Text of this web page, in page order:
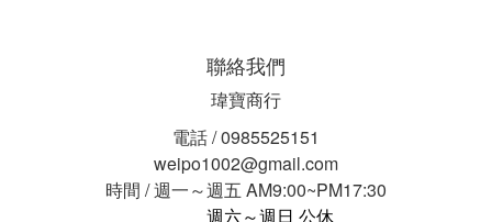
聯絡我們
瑋寶商行
電話 / 0985525151
weipo1002@gmail.com
時間 / 週一～週五 AM9:00~PM17:30
週六～週日 公休